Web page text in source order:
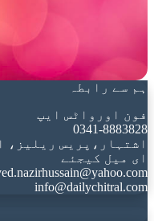
ہم سے رابطہ
فون اورواٹس ایپ
0341-8883828
اشتہار،پریس ریلیز،
ای میل کیجئے
info@dailychitral.com